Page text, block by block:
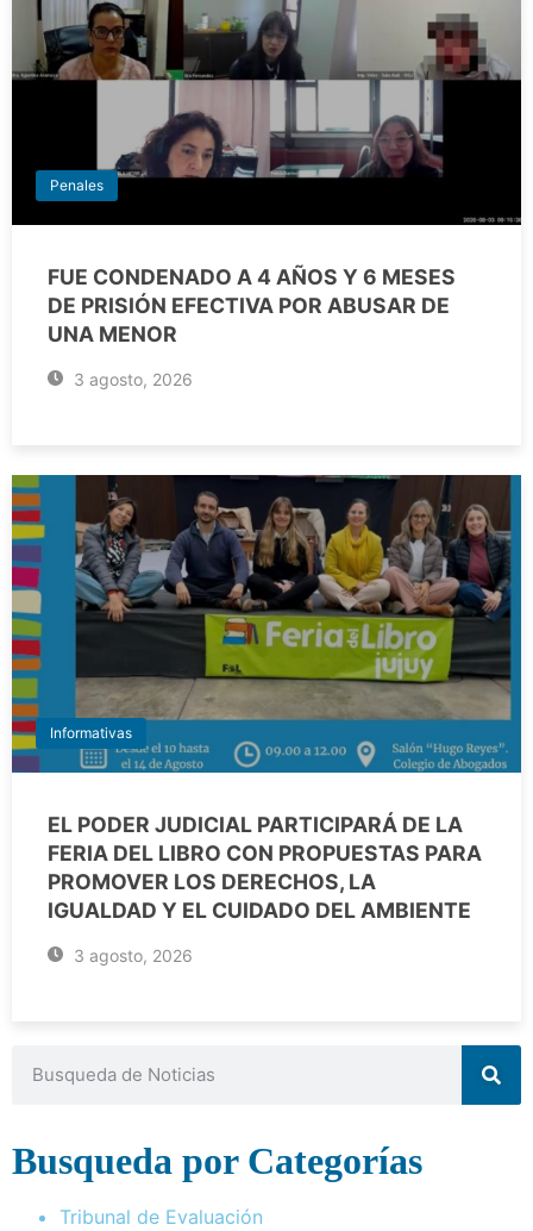
Penales
FUE CONDENADO A 4 AÑOS Y 6 MESES
DE PRISIÓN EFECTIVA POR ABUSAR DE
UNA MENOR
3 agosto, 2026
Informativas
EL PODER JUDICIAL PARTICIPARÁ DE LA
FERIA DEL LIBRO CON PROPUESTAS PARA
PROMOVER LOS DERECHOS, LA
IGUALDAD Y EL CUIDADO DEL AMBIENTE
3 agosto, 2026
Busqueda por Categorías
Tribunal de Evaluación